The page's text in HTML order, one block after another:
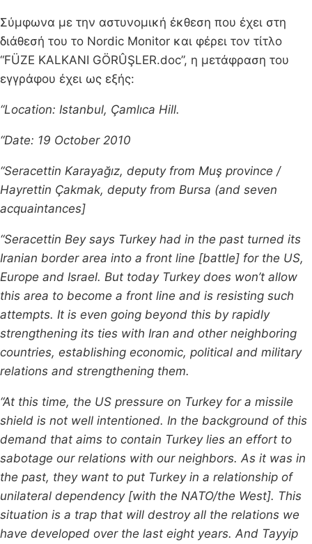
Σύμφωνα με την αστυνομική έκθεση που έχει στη
διάθεσή του το Nordic Monitor και φέρει τον τίτλο
“FÜZE KALKANI GÖRÛŞLER.doc”, η μετάφραση του
εγγράφου έχει ως εξής:
“Location: Istanbul, Çamlıca Hill.
“Date: 19 October 2010
“Seracettin Karayağız, deputy from Muş province /
Hayrettin Çakmak, deputy from Bursa (and seven
acquaintances]
“Seracettin Bey says Turkey had in the past turned its
Iranian border area into a front line [battle] for the US,
Europe and Israel. But today Turkey does won’t allow
this area to become a front line and is resisting such
attempts. It is even going beyond this by rapidly
strengthening its ties with Iran and other neighboring
countries, establishing economic, political and military
relations and strengthening them.
“At this time, the US pressure on Turkey for a missile
shield is not well intentioned. In the background of this
demand that aims to contain Turkey lies an effort to
sabotage our relations with our neighbors. As it was in
the past, they want to put Turkey in a relationship of
unilateral dependency [with the NATO/the West]. This
situation is a trap that will destroy all the relations we
have developed over the last eight years. And Tayyip